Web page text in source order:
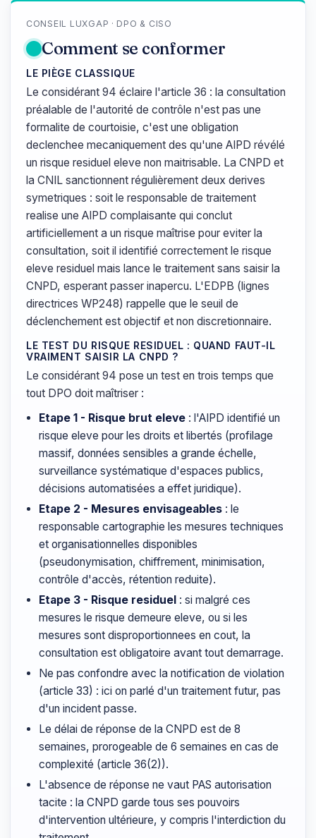
CONSEIL LUXGAP · DPO & CISO
Comment se conformer
LE PIÈGE CLASSIQUE
Le considérant 94 éclaire l'article 36 : la consultation
préalable de l'autorité de contrôle n'est pas une
formalite de courtoisie, c'est une obligation
declenchee mecaniquement des qu'une AIPD révélé
un risque residuel eleve non maitrisable. La CNPD et
la CNIL sanctionnent régulièrement deux derives
symetriques : soit le responsable de traitement
realise une AIPD complaisante qui conclut
artificiellement a un risque maîtrise pour eviter la
consultation, soit il identifié correctement le risque
eleve residuel mais lance le traitement sans saisir la
CNPD, esperant passer inapercu. L'EDPB (lignes
directrices WP248) rappelle que le seuil de
déclenchement est objectif et non discretionnaire.
LE TEST DU RISQUE RESIDUEL : QUAND FAUT-IL
VRAIMENT SAISIR LA CNPD ?
Le considérant 94 pose un test en trois temps que
tout DPO doit maîtriser :
Etape 1 - Risque brut eleve : l'AIPD identifié un
risque eleve pour les droits et libertés (profilage
massif, données sensibles a grande échelle,
surveillance systématique d'espaces publics,
décisions automatisées a effet juridique).
Etape 2 - Mesures envisageables : le
responsable cartographie les mesures techniques
et organisationnelles disponibles
(pseudonymisation, chiffrement, minimisation,
contrôle d'accès, rétention reduite).
Etape 3 - Risque residuel : si malgré ces
mesures le risque demeure eleve, ou si les
mesures sont disproportionnees en cout, la
consultation est obligatoire avant tout demarrage.
Ne pas confondre avec la notification de violation
(article 33) : ici on parlé d'un traitement futur, pas
d'un incident passe.
Le délai de réponse de la CNPD est de 8
semaines, prorogeable de 6 semaines en cas de
complexité (article 36(2)).
L'absence de réponse ne vaut PAS autorisation
tacite : la CNPD garde tous ses pouvoirs
d'intervention ultérieure, y compris l'interdiction du